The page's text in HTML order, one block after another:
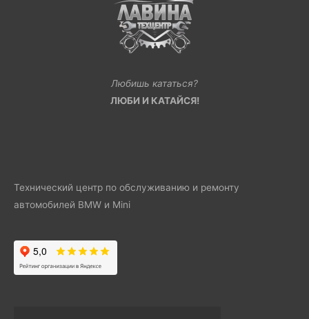
Любишь кататься?
ЛЮБИ И КАТАЙСЯ!
Технический центр по обслуживанию и ремонту
автомобилей BMW и Mini